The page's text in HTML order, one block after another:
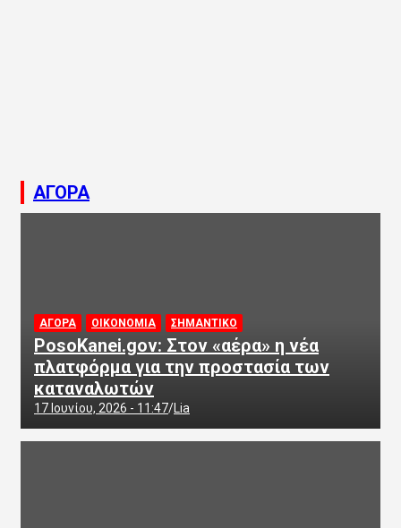
ΑΓΟΡΑ
ΑΓΟΡΑ ΟΙΚΟΝΟΜΙΑ ΣΗΜΑΝΤΙΚΟ
PosoKanei.gov: Στον «αέρα» η νέα
πλατφόρμα για την προστασία των
καταναλωτών
17 Ιουνίου, 2026 - 11:47 Lia